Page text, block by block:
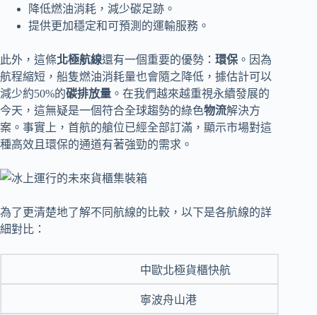
降低燃油消耗，減少碳足跡。
提供更加穩定和可預測的運輸服務。
此外，這條北極航線還有一個重要的優勢： 環保 。因為
航程縮短，船隻燃油消耗量也會隨之降低，據估計可以
減少約50%的碳排放量 。在我們越來越重視永續發展的
今天，這無疑是一個符合全球趨勢的綠色物流解決方
案。事實上，首航的艙位已經全部訂滿，顯示市場對這
種高效且環保的通道有著強勁的需求。
為了更清楚地了解不同航線的比較，以下是各航線的詳
細對比：
中歐北極貨櫃快航
寧波舟山港